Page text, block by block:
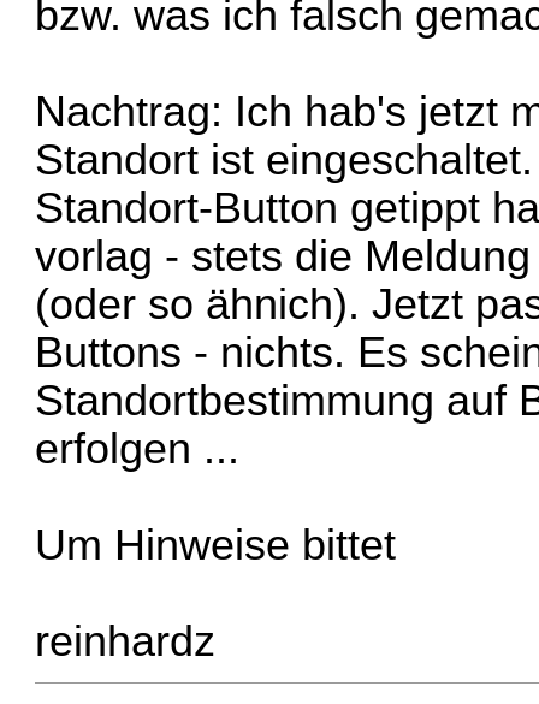
bzw. was ich falsch
Nachtrag: Ich hab's jetzt
Standort ist
Standort-Button getippt
vorlag - stets die
(oder so ähnich). Jetzt
Buttons - nichts. Es
Standortbestimmung auf
erfolgen ...
Um Hinweise bittet
reinhardz